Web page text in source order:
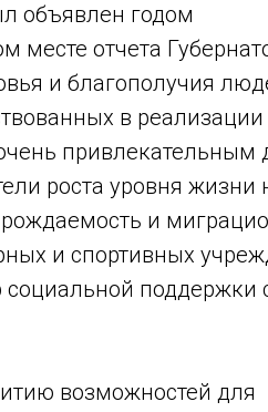
объявлен годом
отчета
и благополучия
в реализации
привлекательным
роста уровня жизни
и
и спортивных
социальной поддержки
возможностей для